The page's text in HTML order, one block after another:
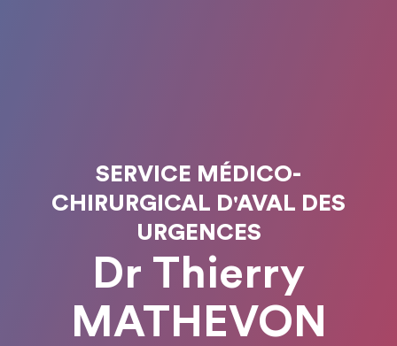
SERVICE MÉDICO-
CHIRURGICAL D'AVAL DES
URGENCES
Dr Thierry
MATHEVON